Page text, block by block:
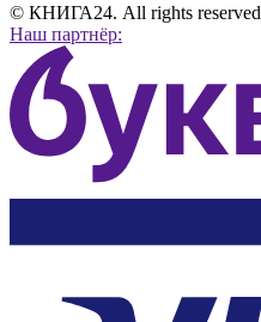
© КНИГА24. All rights reserved
Наш партнёр: